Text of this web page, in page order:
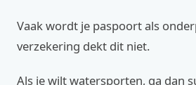
Vaak wordt je paspoort als
verzekering dekt dit niet.
Als je wilt watersporten, ga dan